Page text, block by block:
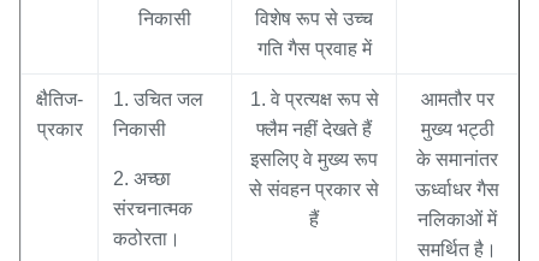
निकासी
विशेष रूप से उच्च
गति गैस प्रवाह में
क्षैतिज-
प्रकार
1. उचित जल
निकासी
2. अच्छा
संरचनात्मक
कठोरता।
1. वे प्रत्यक्ष रूप से
फ्लैम नहीं देखते हैं
इसलिए वे मुख्य रूप
से संवहन प्रकार से
हैं
आमतौर पर
मुख्य भट्ठी
के समानांतर
ऊर्ध्वाधर गैस
नलिकाओं में
समर्थित है।